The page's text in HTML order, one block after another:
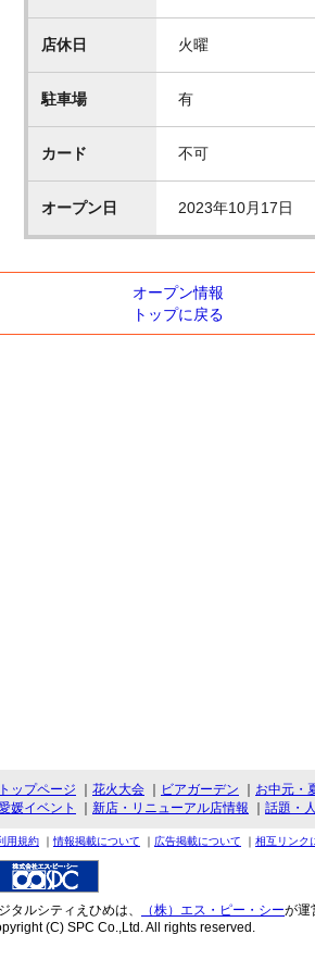
店休日 火曜
駐車場 有
カード 不可
オープン日 2023年10月17日
オープン情報
トップに戻る
トップページ 花火大会 ビアガーデン お中元・
媛イベント 新店・リニューアル店情報 話題・
用規約 ｜ 情報掲載について ｜ 広告掲載について ｜ 相互リンク
タルシティえひめは、 （株）エス・ピー・シーが運
(C) SPC Co.,Ltd. All rights reserved.